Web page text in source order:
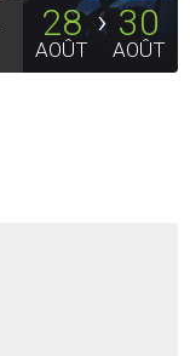
28
AOÛT
30
AOÛT